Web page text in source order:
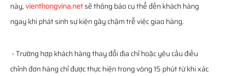
này,vienthongvina.netsẽ thông báo cụ thể đến khách hàng
ngay khi phát sinh sự kiện gây chậm trễ việc giao hàng.
- Trường hợp khách hàng thay đổi địa chỉ hoặc yêu cầu điều
chỉnh đơn hàng chỉ được thực hiện trong vòng 15 phút từ khi xác